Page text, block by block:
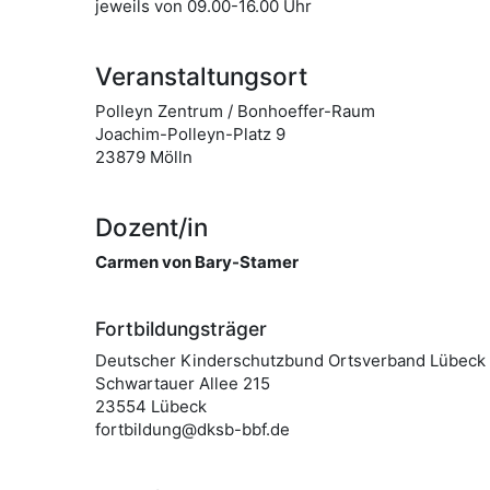
jeweils von 09.00-16.00 Uhr
Veranstaltungsort
Polleyn Zentrum / Bonhoeffer-Raum
Joachim-Polleyn-Platz 9
23879 Mölln
Dozent/in
Carmen von Bary-Stamer
Fortbildungsträger
Deutscher Kinderschutzbund Ortsverband Lübeck
Schwartauer Allee 215
23554 Lübeck
fortbildung@dksb-bbf.de